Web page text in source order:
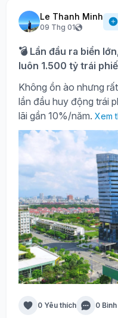
Le Thanh Minh
09 Thg 01
💣 Lần đầu ra biển
luôn 1.500 tỷ trái
Không ồn ào nhưng
lần đầu huy động trái
lãi gần 10%/năm. Xem
0 Yêu thích 0